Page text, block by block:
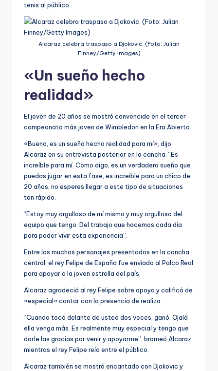
tenis al público.
Alcaraz celebra traspaso a Djokovic. (Foto: Julian
Finney/Getty Images)
«Un sueño hecho
realidad»
El joven de 20 años se mostró convencido en el tercer
campeonato más joven de Wimbledon en la Era Abierta.
«Bueno, es un sueño hecho realidad para mí», dijo
Alcaraz en su entrevista posterior en la cancha. “Es
increíble para mí. Como digo, es un verdadero sueño que
puedas jugar en esta fase, es increíble para un chico de
20 años, no esperes llegar a este tipo de situaciones
tan rápido.
“Estoy muy orgulloso de mí mismo y muy orgulloso del
equipo que tengo. Del trabajo que hacemos cada día
para poder vivir esta experiencia”.
Entre los muchos personajes presentados en la cancha
central, el rey Felipe de España fue enviado al Palco Real
para apoyar a la joven estrella del país.
Alcaraz agradeció al rey Felipe sobre apoyo y calificó de
«especial» contar con la presencia de realiza.
“Cuando tocó delante de usted dos veces, ganó. Ojalá
ella venga más. Es realmente muy especial y tengo que
darle las gracias por venir y apoyarme”, bromeó Alcaraz
mientras el rey Felipe reía entre el público.
Alcaraz también se mostró encantado con Djokovic y